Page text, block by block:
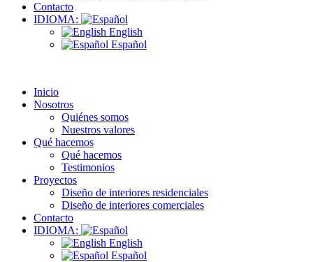
Contacto
IDIOMA:
English
Español
Inicio
Nosotros
Quiénes somos
Nuestros valores
Qué hacemos
Qué hacemos
Testimonios
Proyectos
Diseño de interiores residenciales
Diseño de interiores comerciales
Contacto
IDIOMA:
English
Español